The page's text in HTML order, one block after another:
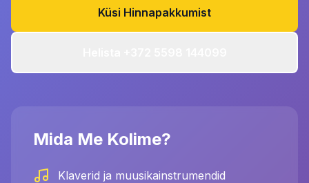
Küsi Hinnapakkumist
Mida Me Kolime?
Klaverid ja muusikainstrumendid